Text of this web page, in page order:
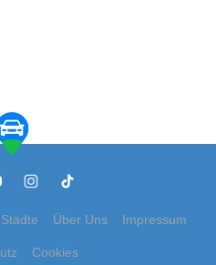
Städte Über Uns Impressum
Cookies